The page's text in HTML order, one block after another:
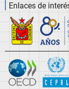
Enlaces de